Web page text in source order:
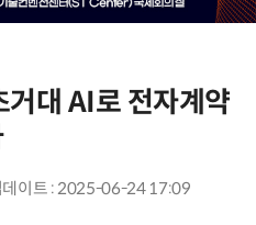
거대 AI로 전자계약
데이트 : 2025-06-24 17:09